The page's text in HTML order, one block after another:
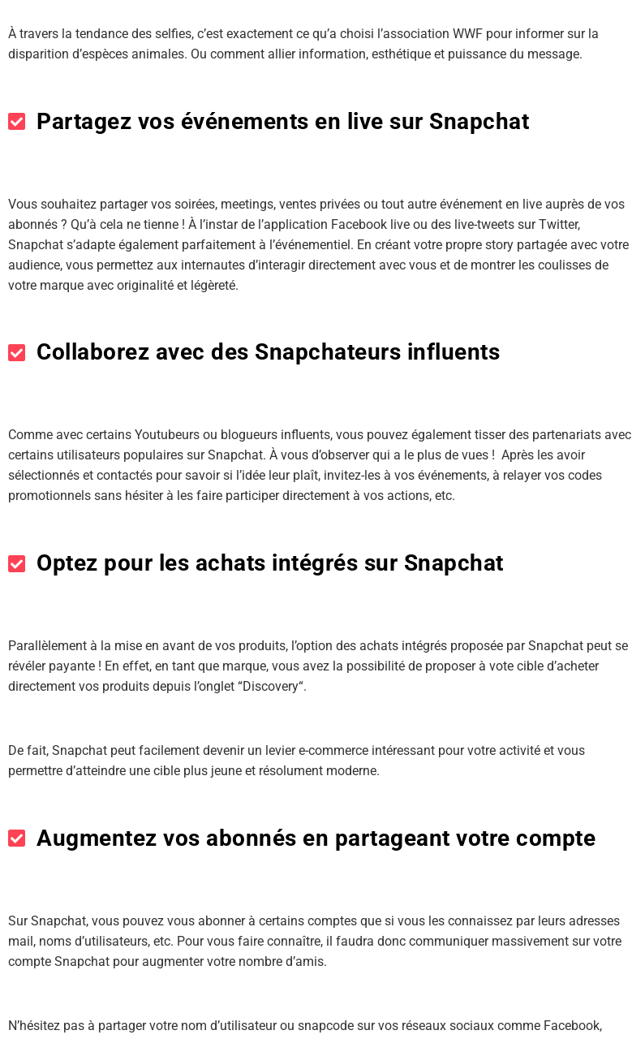
À travers la tendance des selfies, c’est exactement ce qu’a choisi l’association WWF pour informer sur la
disparition d’espèces animales. Ou comment allier information, esthétique et puissance du message.
Partagez vos événements en live sur Snapchat
Vous souhaitez partager vos soirées, meetings, ventes privées ou tout autre événement en live auprès de vos
abonnés ? Qu’à cela ne tienne ! À l’instar de l’application Facebook live ou des live-tweets sur Twitter,
Snapchat s’adapte également parfaitement à l’événementiel. En créant votre propre story partagée avec votre
audience, vous permettez aux internautes d’interagir directement avec vous et de montrer les coulisses de
votre marque avec originalité et légèreté.
Collaborez avec des Snapchateurs influents
Comme avec certains Youtubeurs ou blogueurs influents, vous pouvez également tisser des partenariats avec
certains utilisateurs populaires sur Snapchat. À vous d’observer qui a le plus de vues ! Après les avoir
sélectionnés et contactés pour savoir si l’idée leur plaît, invitez-les à vos événements, à relayer vos codes
promotionnels sans hésiter à les faire participer directement à vos actions, etc.
Optez pour les achats intégrés sur Snapchat
Parallèlement à la mise en avant de vos produits, l’option des achats intégrés proposée par Snapchat peut se
révéler payante ! En effet, en tant que marque, vous avez la possibilité de proposer à vote cible d’acheter
directement vos produits depuis l’onglet “Discovery“.
De fait, Snapchat peut facilement devenir un levier e-commerce intéressant pour votre activité et vous
permettre d’atteindre une cible plus jeune et résolument moderne.
Augmentez vos abonnés en partageant votre compte
Sur Snapchat, vous pouvez vous abonner à certains comptes que si vous les connaissez par leurs adresses
mail, noms d’utilisateurs, etc. Pour vous faire connaître, il faudra donc communiquer massivement sur votre
compte Snapchat pour augmenter votre nombre d’amis.
N’hésitez pas à partager votre nom d’utilisateur ou snapcode sur vos réseaux sociaux comme Facebook,